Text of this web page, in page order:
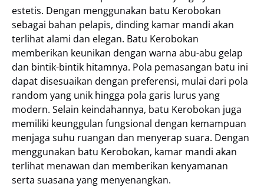
estetis. Dengan menggunakan batu Kerobokan
sebagai bahan pelapis, dinding kamar mandi akan
terlihat alami dan elegan. Batu Kerobokan
memberikan keunikan dengan warna abu-abu gelap
dan bintik-bintik hitamnya. Pola pemasangan batu ini
dapat disesuaikan dengan preferensi, mulai dari pola
random yang unik hingga pola garis lurus yang
modern. Selain keindahannya, batu Kerobokan juga
memiliki keunggulan fungsional dengan kemampuan
menjaga suhu ruangan dan menyerap suara. Dengan
menggunakan batu Kerobokan, kamar mandi akan
terlihat menawan dan memberikan kenyamanan
serta suasana yang menyenangkan.